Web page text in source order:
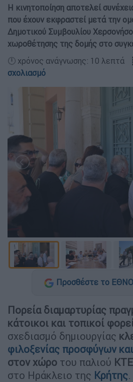
Η κινητοποίηση αποτελεί
που έχουν εκφραστεί μετά την
Δημοτικού Συμβουλίου
χωροθέτησης της δομής στο
🕛 χρόνος ανάγνωσης: 10
σχολιασμό
Προσθέστε το
Πορεία διαμαρτυρίας
κάτοικοι και τοπικοί
σχεδιασμό δημιουργίας
φιλοξενίας προσφύγων
στον χώρο του παλιού
στο Ηράκλειο της Κρήτης.